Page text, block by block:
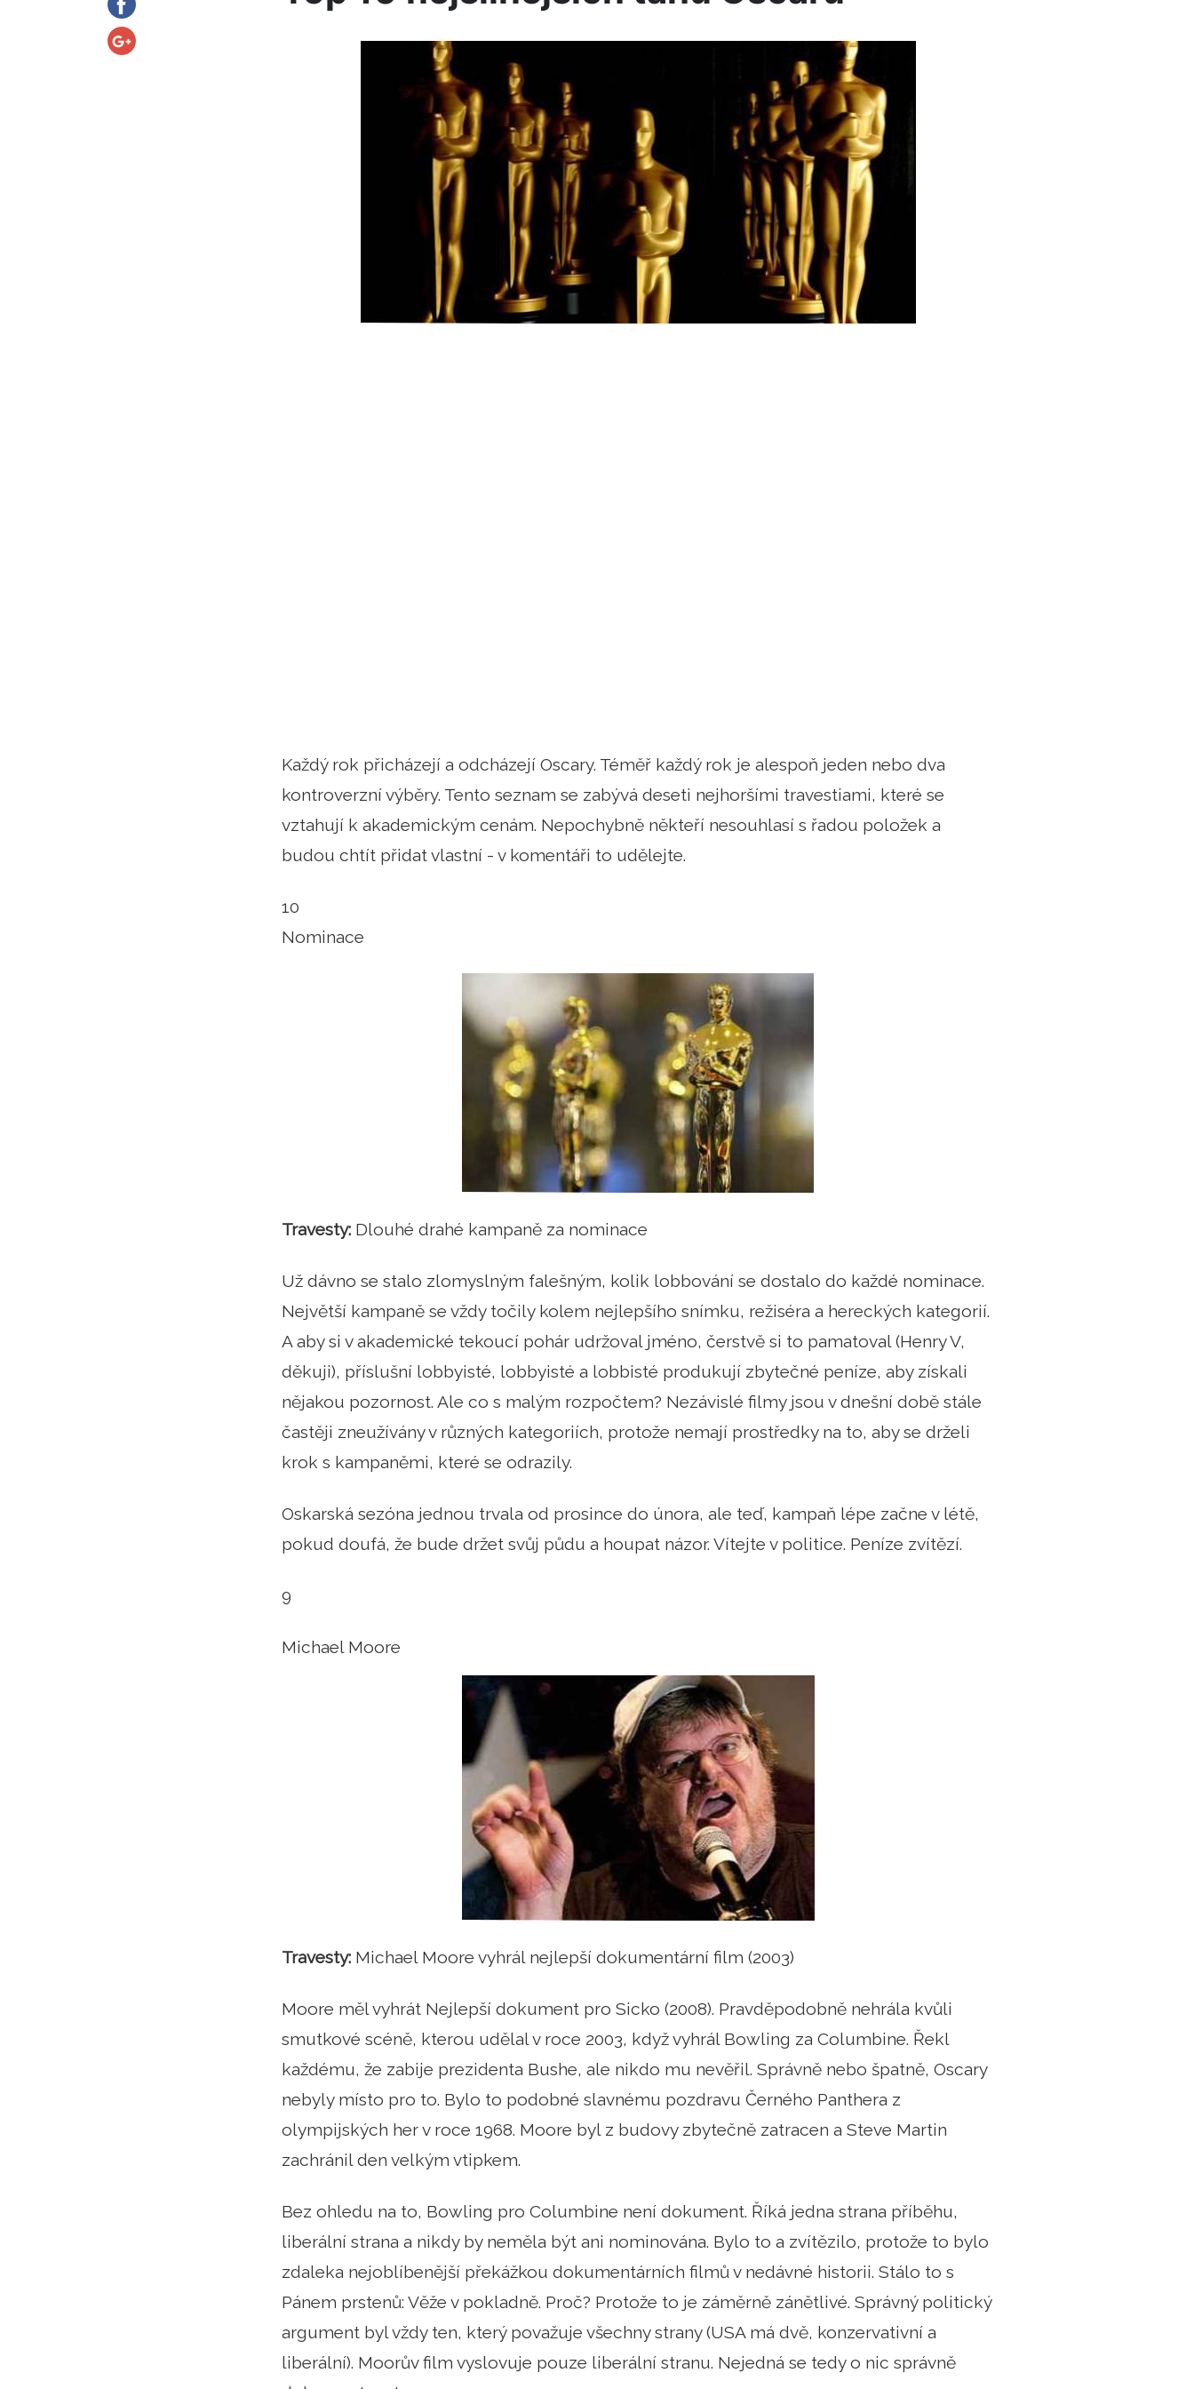
Každý rok přicházejí a odcházejí Oscary. Téměř každý rok je alespoň jeden nebo dva
kontroverzní výběry. Tento seznam se zabývá deseti nejhoršími travestiami, které se
vztahují k akademickým cenám. Nepochybně někteří nesouhlasí s řadou položek a
budou chtít přidat vlastní - v komentáři to udělejte.
10
Nominace
Travesty: Dlouhé drahé kampaně za nominace
Už dávno se stalo zlomyslným falešným, kolik lobbování se dostalo do každé nominace.
Největší kampaně se vždy točily kolem nejlepšího snímku, režiséra a hereckých kategorií.
A aby si v akademické tekoucí pohár udržoval jméno, čerstvě si to pamatoval (Henry V,
děkuji), příslušní lobbyisté, lobbyisté a lobbisté produkují zbytečné peníze, aby získali
nějakou pozornost. Ale co s malým rozpočtem? Nezávislé filmy jsou v dnešní době stále
častěji zneužívány v různých kategoriích, protože nemají prostředky na to, aby se drželi
krok s kampaněmi, které se odrazily.
Oskarská sezóna jednou trvala od prosince do února, ale teď, kampaň lépe začne v létě,
pokud doufá, že bude držet svůj půdu a houpat názor. Vítejte v politice. Peníze zvítězí.
9
Michael Moore
Travesty: Michael Moore vyhrál nejlepší dokumentární film (2003)
Moore měl vyhrát Nejlepší dokument pro Sicko (2008). Pravděpodobně nehrála kvůli
smutkové scéně, kterou udělal v roce 2003, když vyhrál Bowling za Columbine. Řekl
každému, že zabije prezidenta Bushe, ale nikdo mu nevěřil. Správně nebo špatně, Oscary
nebyly místo pro to. Bylo to podobné slavnému pozdravu Černého Panthera z
olympijských her v roce 1968. Moore byl z budovy zbytečně zatracen a Steve Martin
zachránil den velkým vtipkem.
Bez ohledu na to, Bowling pro Columbine není dokument. Říká jedna strana příběhu,
liberální strana a nikdy by neměla být ani nominována. Bylo to a zvítězilo, protože to bylo
zdaleka nejoblíbenější překážkou dokumentárních filmů v nedávné historii. Stálo to s
Pánem prstenů: Věže v pokladně. Proč? Protože to je záměrně zánětlivé. Správný politický
argument byl vždy ten, který považuje všechny strany (USA má dvě, konzervativní a
liberální). Moorův film vyslovuje pouze liberální stranu. Nejedná se tedy o nic správně